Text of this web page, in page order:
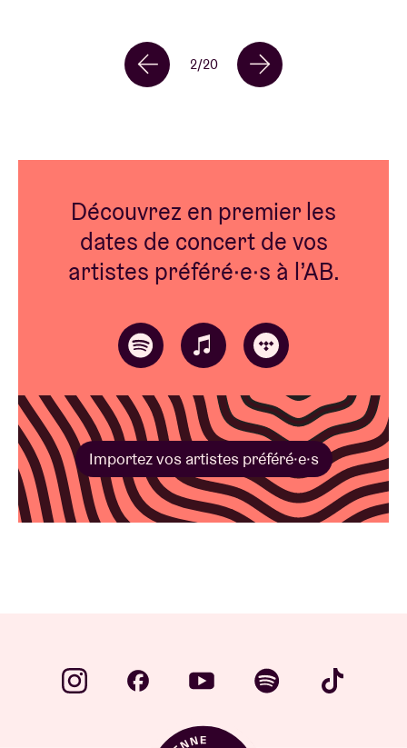
2/20
Découvrez en premier les
dates de concert de vos
artistes préféré·e·s à l’AB.
Importez vos artistes préféré·e·s